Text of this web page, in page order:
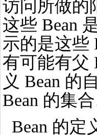
访问所做的
这些 Bean
示的是这些
有可能有父
义 Bean 的
Bean 的集
Bean 的定